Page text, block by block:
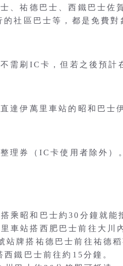
、祐德巴士、西鐵巴士佐
社區巴士等，都是免費
需刷IC卡，但若之後預計
達伊萬里車站的昭和巴士
理券（IC卡使用者除外）
乘昭和巴士約30分鐘就能
車站搭西肥巴士前往大川
站牌搭祐德巴士前往祐德
西鐵巴士前往約15分鐘。